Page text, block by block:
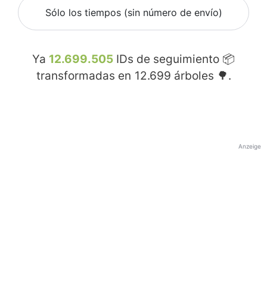
Sólo los tiempos (sin número de envío)
Ya 12.699.505 IDs de seguimiento 📦
transformadas en 12.699 árboles 🌳.
Anzeige